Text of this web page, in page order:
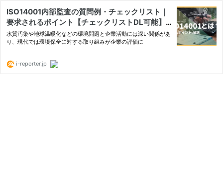
ISO14001内部監査の質問例・チェックリスト｜
要求されるポイント【チェックリストDL可能】 |
現場帳票システムはi-Reporter
水質汚染や地球温暖化などの環境問題と企業活動には深い関係があ
り、現代では環境保全に対する取り組みが企業の評価に
i-reporter.jp